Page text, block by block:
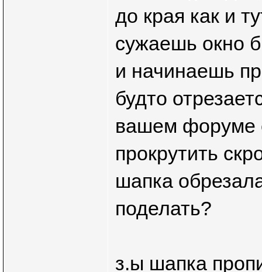
до края как и
сужаешь окно
и начинаешь
будто
вашем форуме
прокрутить
шапка
поделать?
з.ы шапка